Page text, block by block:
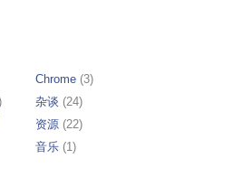
Chrome(3)
杂谈 (24)
资源(22)
音乐(1)